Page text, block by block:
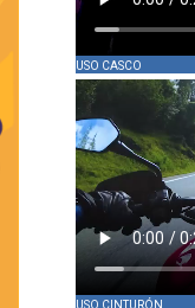
USO CASCO
USO CINTURÓN